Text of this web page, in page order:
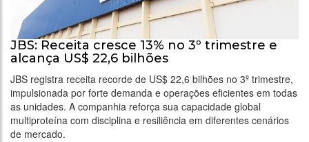
JBS: Receita cresce 13% no 3º trimestre e
alcança US$ 22,6 bilhões
JBS registra receita recorde de US$ 22,6 bilhões no 3º trimestre,
impulsionada por forte demanda e operações eficientes em todas
as unidades. A companhia reforça sua capacidade global
multiproteína com disciplina e resiliência em diferentes cenários
de mercado.